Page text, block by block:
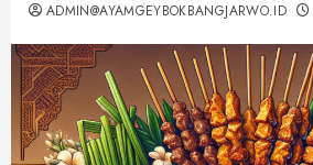
ADMIN@AYAMGEYBOKBANGJARWO.ID